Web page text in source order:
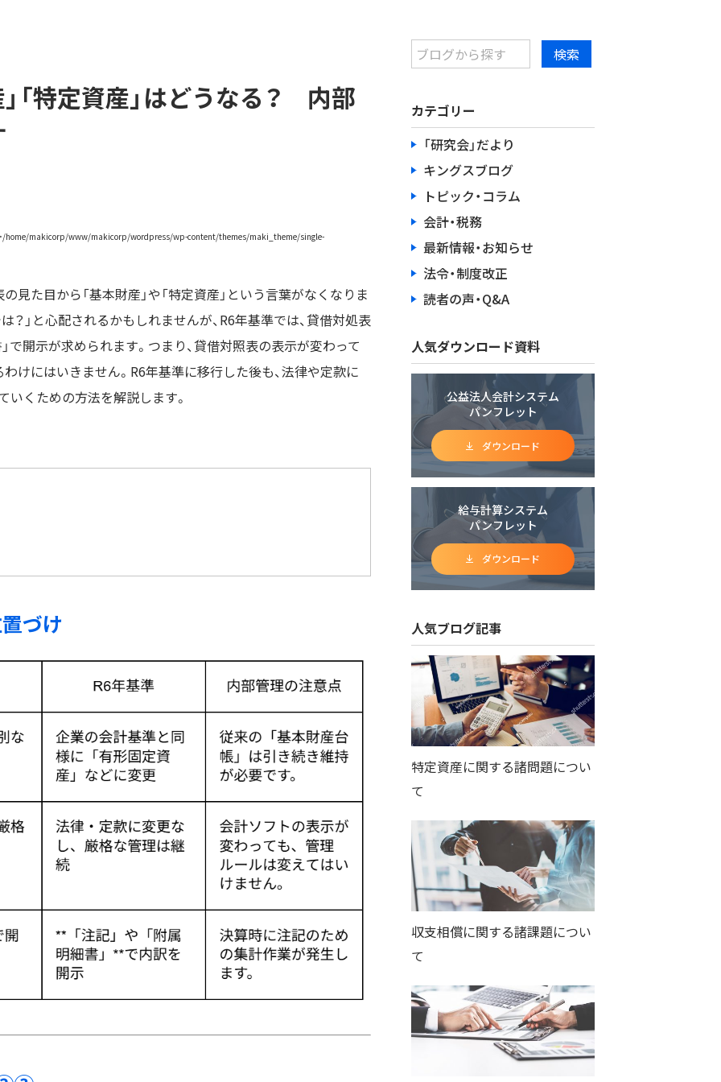
」「特定資産」はどうなる？ 内部
た目から「基本財産」や「特定資産」という言葉がなくなりま
？」と心配されるかもしれませんが、R6年基準では、貸借対処表
」で開示が求められます。つまり、貸借対照表の表示が変わって
けにはいきません。R6年基準に移行した後も、法律や定款に
くための方法を解説します。
づけ
カテゴリー
「研究会」だより
キングスブログ
トピック・コラム
会計・税務
最新情報・お知らせ
法令・制度改正
読者の声・Q&A
人気ダウンロード資料
公益法人会計システム
パンフレット
ダウンロード
給与計算システム
パンフレット
ダウンロード
人気ブログ記事
特定資産に関する諸問題につい
て
収支相償に関する諸課題につい
て